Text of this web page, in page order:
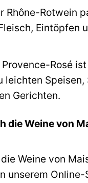
Rhône-Rotwein
Eintöpfen
Rosé
leichten Speisen,
Gerichten.
die Weine von
Weine von
unserem Online-